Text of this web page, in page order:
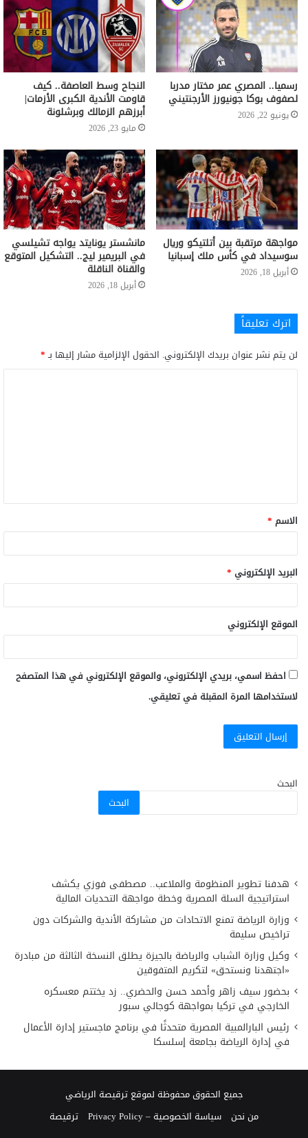
رسميا.. المصري عمر مختار مدربا
لصفوف بوكا جونيورز الأرجنتيني
يونيو 22, 2026
النجاح وسط العاصفة.. كيف
قاومت الأندية الكبرى الأزمات|
أبرزهم الزمالك وبرشلونة
مايو 23, 2026
مواجهة مرتقبة بين أتلتيكو وريال
سوسيداد في كأس ملك إسبانيا
أبريل 18, 2026
مانشستر يونايتد يواجه تشيلسي
في البريمير ليج.. التشكيل المتوقع
والقناة الناقلة
أبريل 18, 2026
اترك تعليقاً
لن يتم نشر عنوان بريدك الإلكتروني. الحقول الإلزامية مشار إليها بـ*
الاسم *
البريد الإلكتروني *
الموقع الإلكتروني
احفظ اسمي، بريدي الإلكتروني، والموقع الإلكتروني في هذا المتصفح
لاستخدامها المرة المقبلة في تعليقي.
البحث
البحث
هدفنا تطوير المنظومة والملاعب.. مصطفى فوزي يكشف
استراتيجية السلة المصرية وخطة مواجهة التحديات المالية
وزارة الرياضة تمنع الاتحادات من مشاركة الأندية والشركات دون
تراخيص سليمة
وكيل وزارة الشباب والرياضة بالجيزة يطلق النسخة الثالثة من مبادرة
«اجتهدنا ونستحق» لتكريم المتفوقين
بحضور سيف زاهر وأحمد حسن والحضري.. زد يختتم معسكره
الخارجي في تركيا بمواجهة كوجالي سبور
رئيس البارالمبية المصرية متحدثًا في برنامج ماجستير إدارة الأعمال
في إدارة الرياضة بجامعة إسلسكا
جميع الحقوق محفوظة لموقع ترقيصة الرياضي
من نحن سياسة الخصوصية – Privacy Policy ترقيصة